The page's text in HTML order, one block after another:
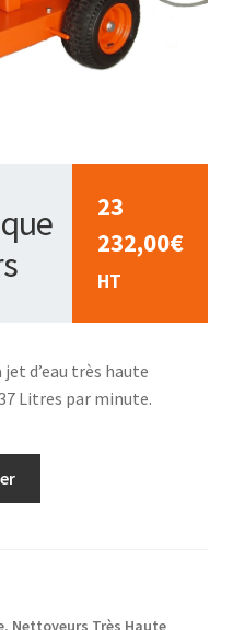
23
232,00€
HT
d’eau très haute
Litres par minute.
, Nettoyeurs Très Haute